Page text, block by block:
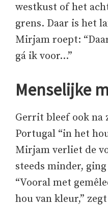
westkust of het
grens. Daar is het
Mirjam roept:
gá ik voor…”
Menselijke
Gerrit bleef ook na
Portugal “in het
Mirjam verliet de
steeds minder,
“Vooral met
hou van kleur,”